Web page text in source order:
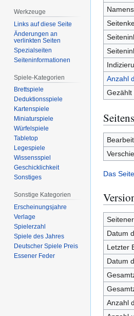
Anzahl
Gezählt
Das
Datum
Letzter
Datum
Anzahl
Werkzeuge
Links auf diese Seite
Änderungen an
verlinkten Seiten
Spezialseiten
Seiten­­informationen
Spiele-Kategorien
Brettspiele
Deduktionsspiele
Kartenspiele
Miniaturspiele
Würfelspiele
Tabletop
Legespiele
Wissensspiel
Geschicklichkeit
Sonstiges
Sonstige Kategorien
Erscheinungsjahre
Verlage
Spielerzahl
Spiele des Jahres
Deutscher Spiele Preis
Essener Feder